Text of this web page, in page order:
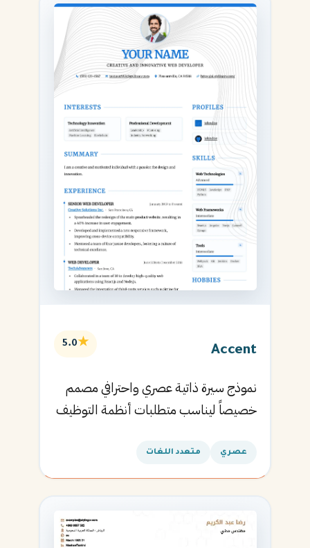
Accent
★
5.0
نموذج سيرة ذاتية عصري واحترافي مصمم
خصيصاً ليناسب متطلبات أنظمة التوظيف
القادمة.
عصري متعدد اللغات